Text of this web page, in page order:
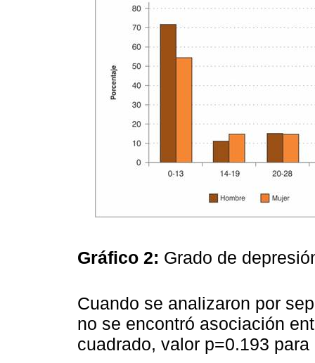
Gráfico 2: Grado de
Cuando se analizaron por
no se encontró asociación
cuadrado, valor p=0.193